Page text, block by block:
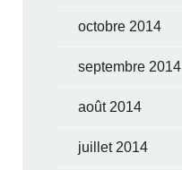
octobre 2014
septembre 2014
août 2014
juillet 2014